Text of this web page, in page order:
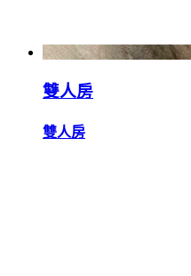
雙人房
雙人房